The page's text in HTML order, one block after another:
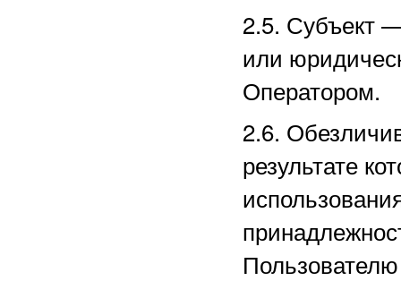
2.5. Субъект
или
Оператором.
2.6.
результате